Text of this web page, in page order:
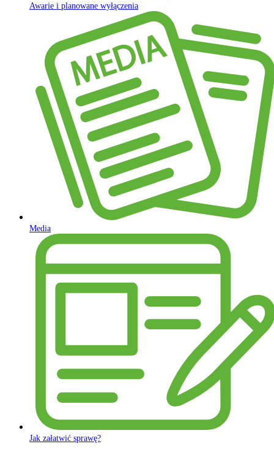
Awarie i planowane wyłączenia
Media
Jak załatwić sprawę?